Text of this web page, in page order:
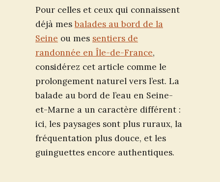
Pour celles et ceux qui connaissent
déjà mes balades au bord de la
Seine ou mes sentiers de
randonnée en Île-de-France,
considérez cet article comme le
prolongement naturel vers l’est. La
balade au bord de l’eau en Seine-
et-Marne a un caractère différent :
ici, les paysages sont plus ruraux, la
fréquentation plus douce, et les
guinguettes encore authentiques.